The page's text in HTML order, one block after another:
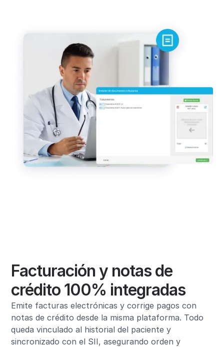
Facturación y notas de
crédito 100% integradas
Emite facturas electrónicas y corrige pagos con
notas de crédito desde la misma plataforma. Todo
queda vinculado al historial del paciente y
sincronizado con el SII, asegurando orden y